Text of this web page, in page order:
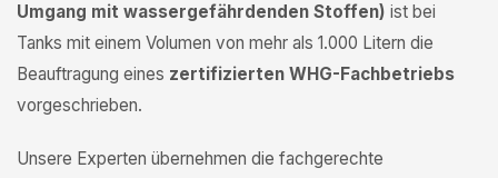
Umgang mit wassergefährdenden Stoffen) ist bei
Tanks mit einem Volumen von mehr als 1.000 Litern die
Beauftragung eines zertifizierten WHG-Fachbetriebs
vorgeschrieben.
Unsere Experten übernehmen die fachgerechte